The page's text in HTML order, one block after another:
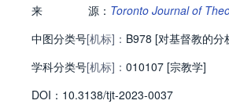
来
源： Toronto Journal of
中图分类号[机标]： B978 [对基督教的分
学科分类号[机标]： 010107 [宗教学]
DOI： 10.3138/tjt-2023-0037